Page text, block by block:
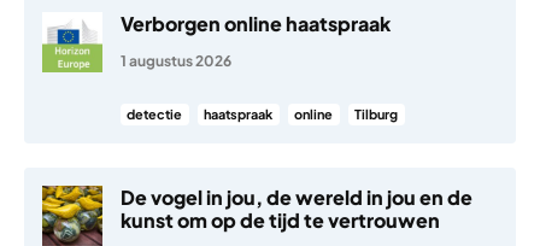
Verborgen online haatspraak
1 augustus 2026
detectie haatspraak online Tilburg
De vogel in jou, de wereld in jou en de
kunst om op de tijd te vertrouwen